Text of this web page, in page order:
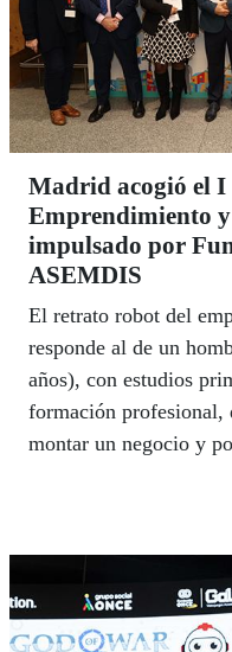
Madrid acogió el I
Emprendimiento
impulsado por
ASEMDIS
El retrato robot del
responde al de un
años), con estudios
formación profesional,
montar un negocio y